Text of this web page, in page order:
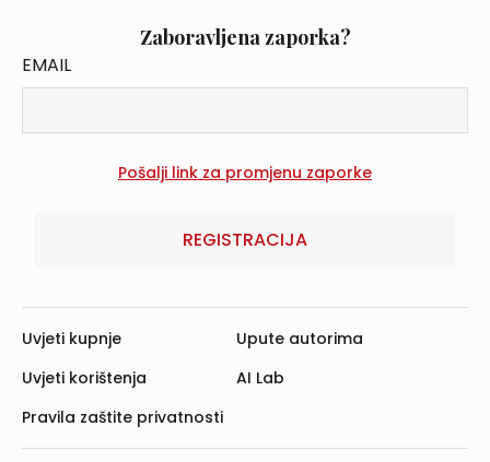
Zaboravljena zaporka?
EMAIL
REGISTRACIJA
Uvjeti kupnje
Uvjeti korištenja
Pravila zaštite privatnosti
Upute autorima
AI Lab